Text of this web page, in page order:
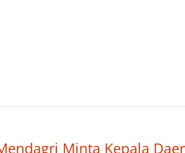
Minta Kepala